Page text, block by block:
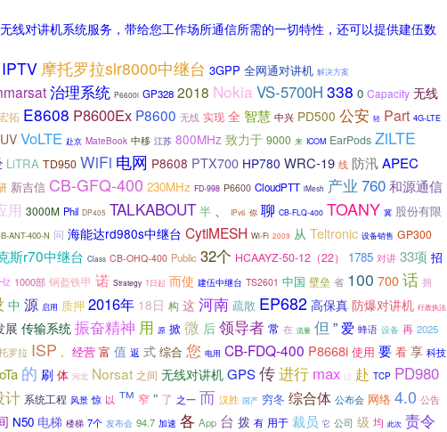
对讲机系统服务，带给您工作场所通信所需的一切特性，还可以提供建伍数
IPTV 摩托罗拉slr8000中继台 3GPP 全网通对讲机 解决方案
治理系统 P6600i GP328 2018 Nokia VS-5700H 338 0 Capacity 无线
宏拓 E8608 P8600Ex P8600 无线 实现 全 智慧 中兴 PD500 公安 轻 Part 4G-LTE
VoLTE 赴京 MateBook 中移 江苏 800MHz 致力于 9000 来 ICOM EarPods ZiLTE
LiTRA TD950 WiFi 电网 P8608 PTX700 HP780 WRC-19 线 防汛APEC
新吉信 CB-GFQ-400 230MHz FD-998 P6600 CloudPTT iMesh 产业 760和源通信
用 3000M Phil DP405 TALKABOUT 半 、 IPv6 你 聊 CB-FLQ-400 TOANY 冀 股份有限
ANT-400-N 问 海能达rd980s中继台 CytiMESH Wi-Fi 2009 从 Teltronic 设备销售 GP300
斯r70中继台 Class CB-OHQ-400 Public 32个 HCAAYZ-50-12（22） 1785 对讲 33项 招
1000部 钢盔铁甲 诺 Strategy 1日起 而使 建伍中继台 TS2601 中国 壁垒 省 100 700 话 拥
中 源 启用 质押 2016年 18日 构 这 河南 疏散 EP682 高保真 防爆对讲机 行政执法
展 传输系统 振奋精神 用 原 掀 微 后领导者 常 在 流量 但 ” 爱 蜂语 设备 再 2025
罗拉 ISP 。 经营 富 值 返 式 综合 您 电用 CB-FDQ-400 P8668i 使用 要 看 享 科技
的 刷 体 河北 Norsat 之间 无线对讲机 GPS传进行 max 让 赴 TCP PD980
计 系统工程 风景 惊 以 ™ 窄 “ 了 之一 而 汉胜 国产 穷冬 综合体 公布会 网络 4.0 公告
N50 电梯 楼梯 7个 发布会 94.7 加速 各 App 台 拨 有 用于 裁员 它 公司 级 均 此次 责令